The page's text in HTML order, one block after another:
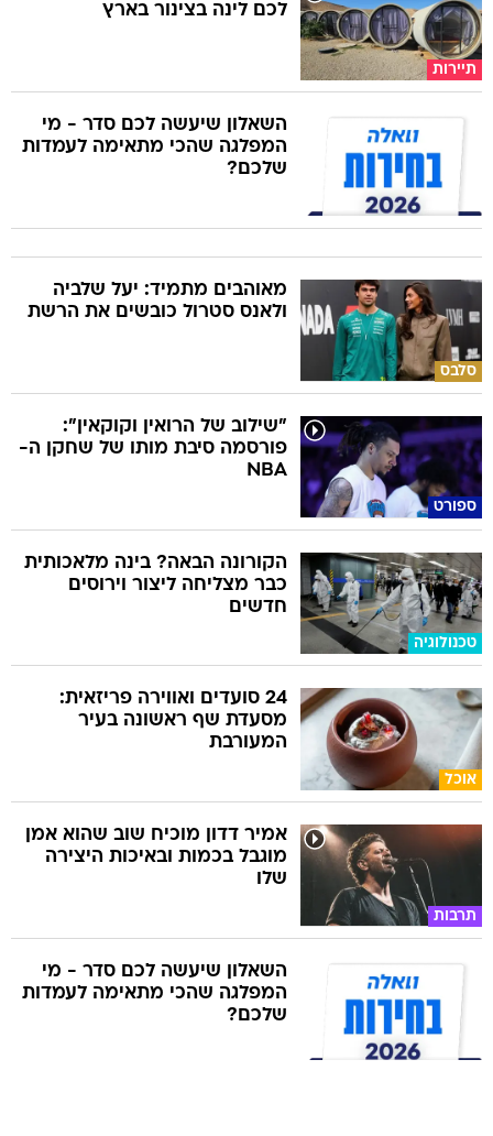
תיירות
לכם לינה בצינור בארץ
השאלון שיעשה לכם סדר - מי
המפלגה שהכי מתאימה לעמדות
שלכם?
סלבס
מאוהבים מתמיד: יעל שלביה
ולאנס סטרול כובשים את הרשת
ספורט
"שילוב של הרואין וקוקאין":
פורסמה סיבת מותו של שחקן ה-
NBA
טכנולוגיה
הקורונה הבאה? בינה מלאכותית
כבר מצליחה ליצור וירוסים
חדשים
אוכל
24 סועדים ואווירה פריזאית:
מסעדת שף ראשונה בעיר
המעורבת
תרבות
אמיר דדון מוכיח שוב שהוא אמן
מוגבל בכמות ובאיכות היצירה
שלו
השאלון שיעשה לכם סדר - מי
המפלגה שהכי מתאימה לעמדות
שלכם?